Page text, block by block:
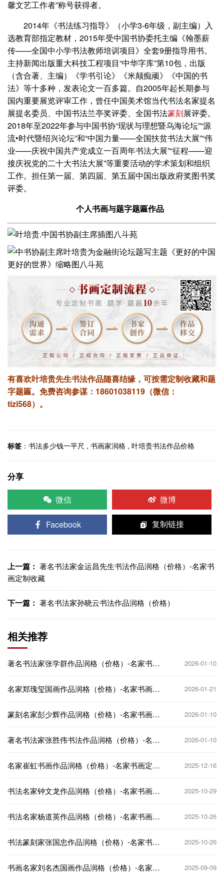
馨文艺工作者”称号获得者。
2014年《书法练习指导》（小学3-6年级，副主编）入
选教育部指定教材，2015年受中国书协委托主编《翰墨薪
传——全国中小学书法教师培训项目》全套9册指导用书。
主持新闻出版重大科技工程项目“中华字库”第10包，出版
（含合著、主编）《学书引论》《米颠痴顽》《中国的书
法》等十多种，发表论文一百多篇。自2005年起长期参与
国内重要展览评审工作，曾任中国美术馆当代书法名家提名
展提名委员、中国书法兰亭奖评委、全国书法篆刻展评委。
2018年至2022年参与中国书协“现状与理想暨乌海论坛”“源
流•时代暨绍兴论坛”和“中国力量——全国扶贫书法大展”“伟
业——庆祝中国共产党成立一百周年书法大展”“征程——迎
接庆祝党的二十大书法大展”等重要活动的学术策划和组织
工作。担任第一届、第四届、第五届中国出版政府奖图书奖
评委。
个人书画与题字题匾作品
有喜欢叶培贵先生书法作品随喜结缘，可按需定制收藏和题
字题匾。 免费咨询参谋：18601038119（微信：
tizi568）。
标签 ： 书法多少钱一平尺 , 书画家润格 , 叶培贵书法作品价格
分享
微信
微博
Facebook 复制链接
上一篇： 著名书法家金运昌先生书法作品润格（价格）-名家书
画定制收藏
下一篇： 著名书法家孙晓云书法作品润格（价格）
相关推荐
著名书法家张学群作品润格（价格）-名家书画
2026-01-10
名家郑瑰玺国画作品润格（价格）-名家书画定
2026-01-21
篆刻名家彭少辉作品润格（价格）-名家书画定
2026-01-10
著名书法家张胜伟书法作品润格（价格）-名家
2026-01-10
名家崔虹书画作品润格（价格）-名家书画定制
2025-12-16
书法名家钟文龙作品润格（价格）-名家书画定
2025-10-29
书法名家杨道英作品润格（价格）-名家书画定
2025-10-26
书法篆刻家张国忠作品润格（价格）-名家书画
2025-10-26
书画名家刘名杰国画作品润格（价格）-名家书
2025-09-09